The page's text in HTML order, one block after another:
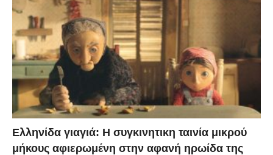
Ελληνίδα γιαγιά: Η συγκινητικη ταινία μικρού
μήκους αφιερωμένη στην αφανή ηρωίδα της